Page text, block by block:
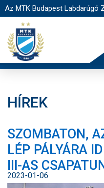
Az MTK Budapest Labdarúgó
JEGYÉRTÉKESÍTÉS
EGYESÜLET
HÍREK
SZOMBATON,
LÉP PÁLYÁRA
III-AS
2023-01-06